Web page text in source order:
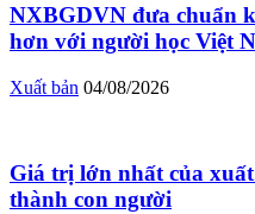
NXBGDVN đưa chuẩn
hơn với người học Việt
Xuất bản 04/08/2026
Giá trị lớn nhất của
thành con người